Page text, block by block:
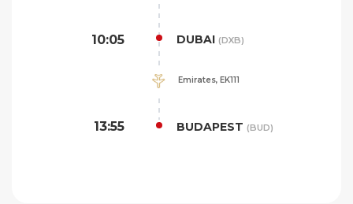
10:05 DUBAI (DXB)
Emirates, EK111
13:55 BUDAPEST (BUD)